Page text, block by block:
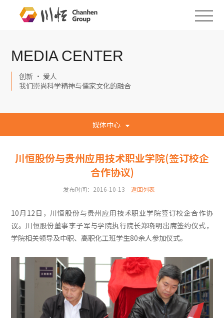
MEDIA CENTER
创新 · 爱人
我们崇尚科学精神与儒家文化的融合
媒体中心
川恒股份与贵州应用技术职业学院(签订校企
合作协议)
发布时间：2016-10-13 返回列表
10月12日，川恒股份与贵州应用技术职业学院签订校企合作协
议。川恒股份董事李子军与学院执行院长郑晓明出席签约仪式，
学院相关领导及中职、高职化工班学生80余人参加仪式。